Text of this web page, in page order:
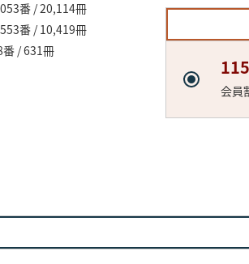
番 / 20,114冊
番 / 10,419冊
番 / 631冊
会員